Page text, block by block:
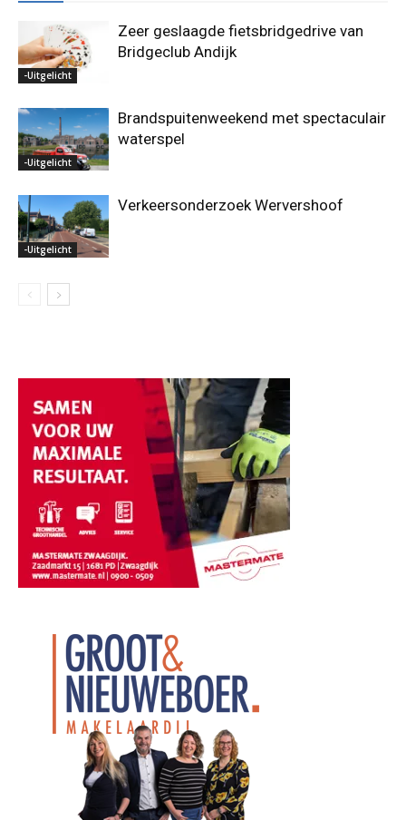
-Uitgelicht
Zeer geslaagde fietsbridgedrive van
Bridgeclub Andijk
-Uitgelicht
Brandspuitenweekend met spectaculair
waterspel
-Uitgelicht
Verkeersonderzoek Wervershoof